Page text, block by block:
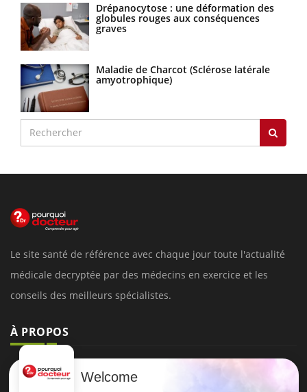
Drépanocytose : une déformation des
globules rouges aux conséquences
graves
Maladie de Charcot (Sclérose latérale
amyotrophique)
Le site santé de référence avec chaque jour toute l'actualité
médicale decryptée par des médecins en exercice et les
conseils des meilleurs spécialistes.
À PROPOS
Données personnelles et cookies
Welcome